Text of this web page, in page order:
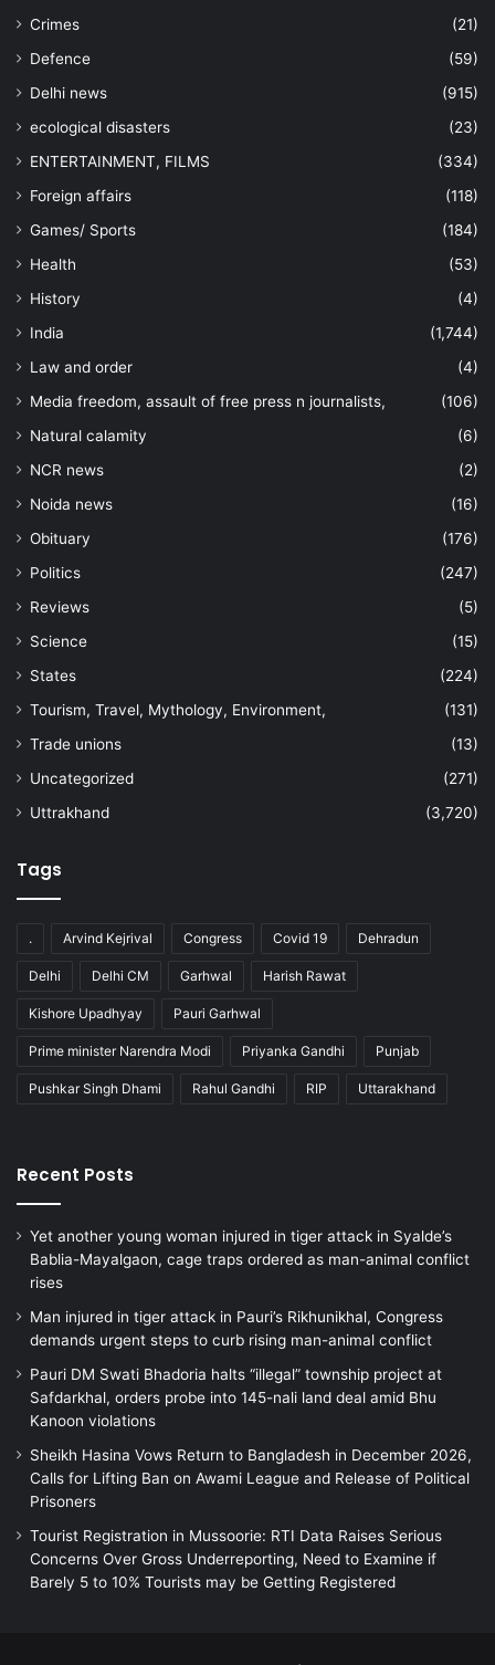
Crimes
(21)
Defence
(59)
Delhi news
(915)
ecological disasters
(23)
ENTERTAINMENT, FILMS
(334)
Foreign affairs
(118)
Games/ Sports
(184)
Health
(53)
History
(4)
India
(1,744)
Law and order
(4)
Media freedom, assault of free press n journalists,
(106)
Natural calamity
(6)
NCR news
(2)
Noida news
(16)
Obituary
(176)
Politics
(247)
Reviews
(5)
Science
(15)
States
(224)
Tourism, Travel, Mythology, Environment,
(131)
Trade unions
(13)
Uncategorized
(271)
Uttrakhand
(3,720)
Tags
. Arvind Kejrival Congress Covid 19 Dehradun
Delhi Delhi CM Garhwal Harish Rawat
Kishore Upadhyay Pauri Garhwal
Prime minister Narendra Modi Priyanka Gandhi Punjab
Pushkar Singh Dhami Rahul Gandhi RIP Uttarakhand
Recent Posts
Yet another young woman injured in tiger attack in Syalde’s
Bablia-Mayalgaon, cage traps ordered as man-animal conflict
rises
Man injured in tiger attack in Pauri’s Rikhunikhal, Congress
demands urgent steps to curb rising man-animal conflict
Pauri DM Swati Bhadoria halts “illegal” township project at
Safdarkhal, orders probe into 145-nali land deal amid Bhu
Kanoon violations
Sheikh Hasina Vows Return to Bangladesh in December 2026,
Calls for Lifting Ban on Awami League and Release of Political
Prisoners
Tourist Registration in Mussoorie: RTI Data Raises Serious
Concerns Over Gross Underreporting, Need to Examine if
Barely 5 to 10% Tourists may be Getting Registered